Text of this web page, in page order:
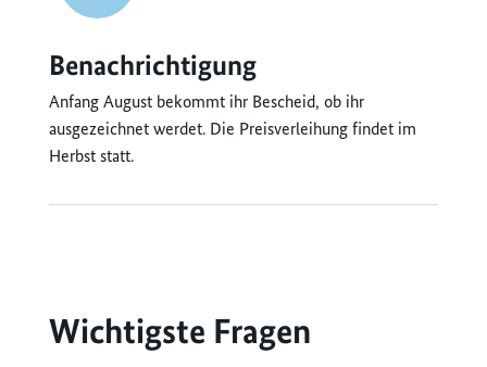
Benachrichtigung
Anfang August bekommt ihr Bescheid, ob ihr
ausgezeichnet werdet. Die Preisverleihung findet im
Herbst statt.
Wichtigste Fragen